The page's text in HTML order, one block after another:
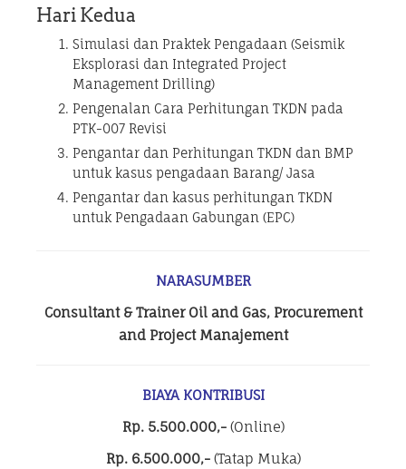
Hari Kedua
Simulasi dan Praktek Pengadaan (Seismik
Eksplorasi dan Integrated Project
Management Drilling)
Pengenalan Cara Perhitungan TKDN pada
PTK-007 Revisi
Pengantar dan Perhitungan TKDN dan BMP
untuk kasus pengadaan Barang/ Jasa
Pengantar dan kasus perhitungan TKDN
untuk Pengadaan Gabungan (EPC)
NARASUMBER
Consultant & Trainer Oil and Gas, Procurement
and Project Manajement
BIAYA KONTRIBUSI
Rp. 5.500.000,- (Online)
Rp. 6.500.000,- (Tatap Muka)